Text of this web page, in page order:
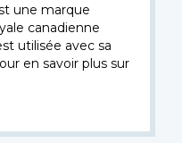
une marque
canadienne
utilisée avec sa
en savoir plus sur